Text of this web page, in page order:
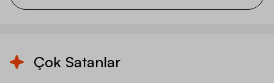
Çok Satanlar